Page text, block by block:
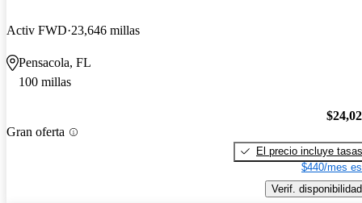
Activ FWD 23,646 millas
Pensacola, FL
100 millas
Gran oferta
El precio incluye tasas
$440/mes
Verif. disponibilidad